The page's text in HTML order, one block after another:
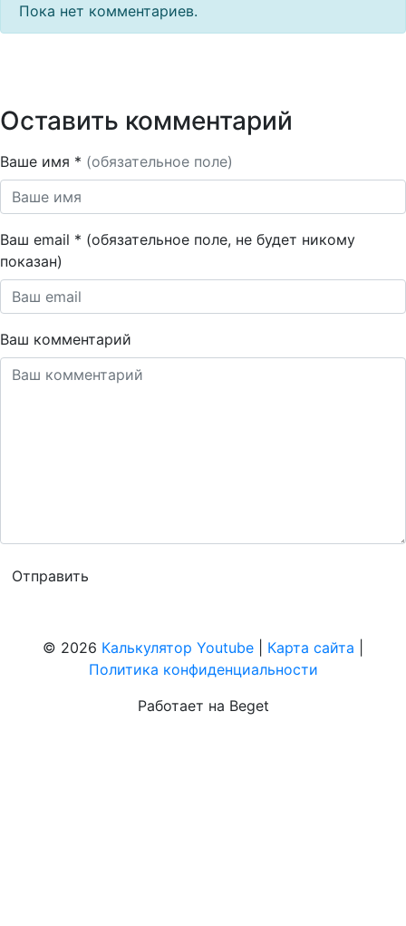
Пока нет комментариев.
Оставить комментарий
Ваше имя * (обязательное поле)
Ваш email * (обязательное поле, не будет никому
показан)
Ваш комментарий
© 2026 Калькулятор Youtube Карта сайта
Политика конфиденциальности
Работает на Beget